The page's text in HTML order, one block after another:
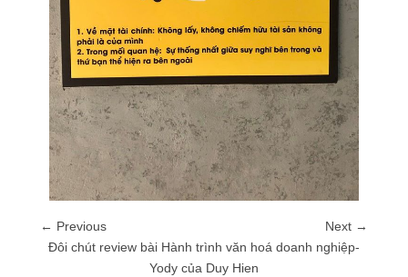
← Previous
Next →
Đôi chút review bài Hành trình văn hoá doanh nghiệp-
Yody của Duy Hien